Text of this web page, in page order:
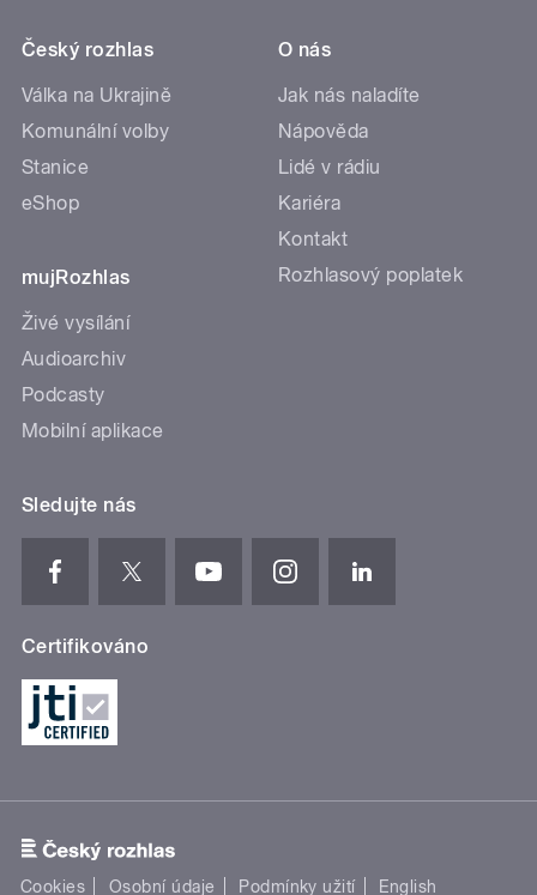
Český rozhlas
Válka na Ukrajině
Komunální volby
Stanice
eShop
mujRozhlas
Živé vysílání
Audioarchiv
Podcasty
Mobilní aplikace
O nás
Jak nás naladíte
Nápověda
Lidé v rádiu
Kariéra
Kontakt
Rozhlasový poplatek
Sledujte nás
Certifikováno
Cookies Osobní údaje Podmínky užití English